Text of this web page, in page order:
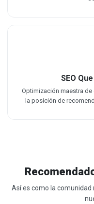
SEO
Optimización maestra
la posición de
Así es como la